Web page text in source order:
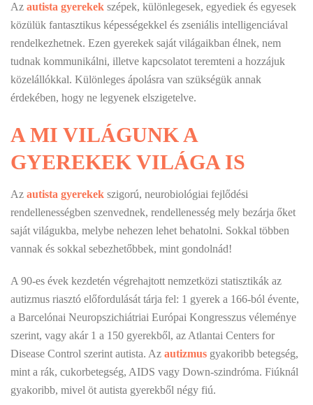
Az autista gyerekek szépek, különlegesek, egyediek és egyesek
közülük fantasztikus képességekkel és zseniális intelligenciával
rendelkezhetnek. Ezen gyerekek saját világaikban élnek, nem
tudnak kommunikálni, illetve kapcsolatot teremteni a hozzájuk
közelállókkal. Különleges ápolásra van szükségük annak
érdekében, hogy ne legyenek elszigetelve.
A MI VILÁGUNK A
GYEREKEK VILÁGA IS
Az autista gyerekek szigorú, neurobiológiai fejlődési
rendellenességben szenvednek, rendellenesség mely bezárja őket
saját világukba, melybe nehezen lehet behatolni. Sokkal többen
vannak és sokkal sebezhetőbbek, mint gondolnád!
A 90-es évek kezdetén végrehajtott nemzetközi statisztikák az
autizmus riasztó előfordulását tárja fel: 1 gyerek a 166-ból évente,
a Barcelónai Neuropszichiátriai Európai Kongresszus véleménye
szerint, vagy akár 1 a 150 gyerekből, az Atlantai Centers for
Disease Control szerint autista. Az autizmus gyakoribb betegség,
mint a rák, cukorbetegség, AIDS vagy Down-szindróma. Fiúknál
gyakoribb, mivel öt autista gyerekből négy fiú.